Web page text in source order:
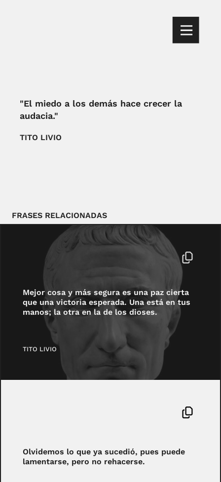
"El miedo a los demás hace crecer la
audacia."
TITO LIVIO
FRASES RELACIONADAS
Mejor cosa y más segura es una paz cierta
que una victoria esperada. Una está en tus
manos; la otra en la de los dioses.
TITO LIVIO
Olvidemos lo que ya sucedió, pues puede
lamentarse, pero no rehacerse.